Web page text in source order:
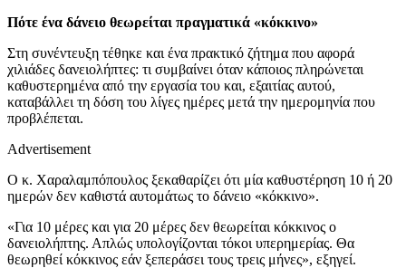
Πότε ένα δάνειο θεωρείται πραγματικά «κόκκινο»
Στη συνέντευξη τέθηκε και ένα πρακτικό ζήτημα που αφορά
χιλιάδες δανειολήπτες: τι συμβαίνει όταν κάποιος πληρώνεται
καθυστερημένα από την εργασία του και, εξαιτίας αυτού,
καταβάλλει τη δόση του λίγες ημέρες μετά την ημερομηνία που
προβλέπεται.
Advertisement
Ο κ. Χαραλαμπόπουλος ξεκαθαρίζει ότι μία καθυστέρηση 10 ή 20
ημερών δεν καθιστά αυτομάτως το δάνειο «κόκκινο».
«Για 10 μέρες και για 20 μέρες δεν θεωρείται κόκκινος ο
δανειολήπτης. Απλώς υπολογίζονται τόκοι υπερημερίας. Θα
θεωρηθεί κόκκινος εάν ξεπεράσει τους τρεις μήνες», εξηγεί.